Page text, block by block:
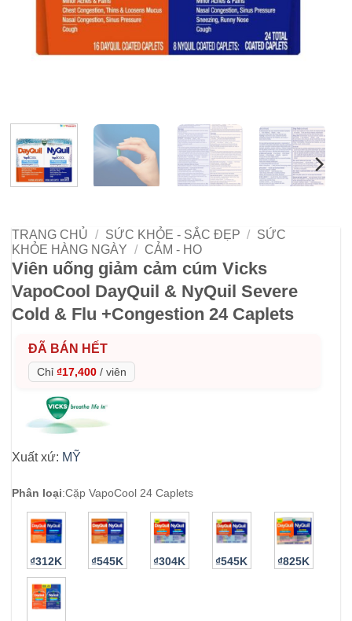
TRANG CHỦ / SỨC KHỎE - SẮC ĐẸP / SỨC
KHỎE HÀNG NGÀY / CẢM - HO
Viên uống giảm cảm cúm Vicks
VapoCool DayQuil & NyQuil Severe
Cold & Flu +Congestion 24 Caplets
ĐÃ BÁN HẾT
Chỉ ₫17,400 / viên
Xuất xứ: MỸ
Phân loại:Cặp VapoCool 24 Caplets
₫312K ₫545K ₫304K ₫545K ₫825K